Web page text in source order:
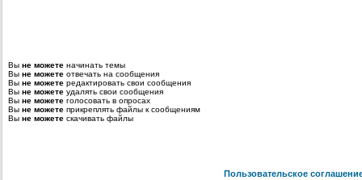
Вы не можете начинать темы
Вы не можете отвечать на сообщения
Вы не можете редактировать свои сообщения
Вы не можете удалять свои сообщения
Вы не можете голосовать в опросах
Вы не можете прикреплять файлы к сообщениям
Вы не можете скачивать файлы
Пользовательское